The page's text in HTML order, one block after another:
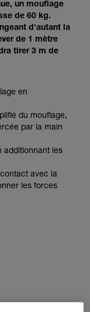
un mouflage
de 60 kg.
d'autant la
de 1 mètre
tirer 3 m de
en
du mouflage,
par la main
additionnant les
avec la
les forces